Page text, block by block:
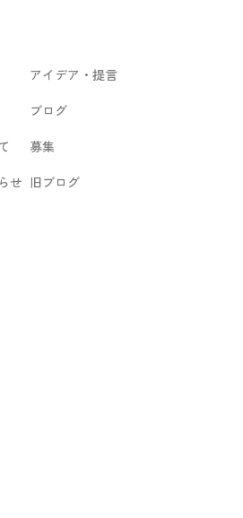
アイデア・提言
ブログ
募集
せ 旧ブログ